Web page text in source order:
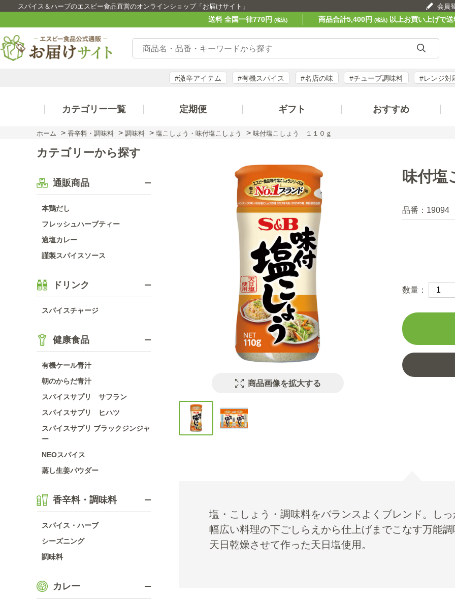
スパイス＆ハーブのエスビー食品直営のオンラインショップ「お届けサイト」 会員
送料 全国一律770円 (税込) 商品合計5,400円 (税込)以上お買い上げで送
#激辛アイテム #有機スパイス #名店の味 #チューブ調味料 #レンジ対
カテゴリー一覧 定期便 ギフト おすすめ
ホーム > 香辛料・調味料 > 調味料 > 塩こしょう・味付塩こしょう > 味付塩こしょう １１０ｇ
カテゴリーから探す
通販商品
本鶏だし
フレッシュハーブティー
適塩カレー
謹製スパイスソース
ドリンク
スパイスチャージ
健康食品
有機ケール青汁
朝のからだ青汁
スパイスサプリ サフラン
スパイスサプリ ヒハツ
スパイスサプリ ブラックジンジャ
ー
NEOスパイス
蒸し生姜パウダー
香辛料・調味料
スパイス・ハーブ
シーズニング
調味料
カレー
商品画像を拡大する
味付塩
品番： 19094
数量：
塩・こしょう・調味料をバランスよくブレンド。し
幅広い料理の下ごしらえから仕上げまでこなす万能
天日乾燥させて作った天日塩使用。